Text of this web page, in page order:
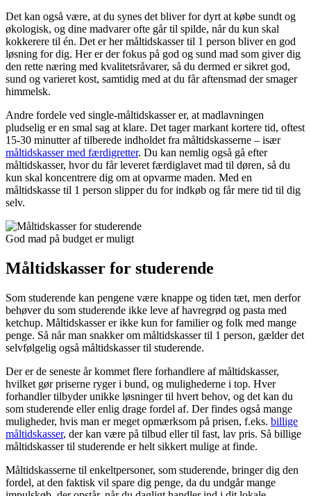
Det kan også være, at du synes det bliver for dyrt at købe sundt og
økologisk, og dine madvarer ofte går til spilde, når du kun skal
kokkerere til én. Det er her måltidskasser til 1 person bliver en god
løsning for dig. Her er der fokus på god og sund mad som giver dig
den rette næring med kvalitetsråvarer, så du dermed er sikret god,
sund og varieret kost, samtidig med at du får aftensmad der smager
himmelsk.
Andre fordele ved single-måltidskasser er, at madlavningen
pludselig er en smal sag at klare. Det tager markant kortere tid, oftest
15-30 minutter af tilberede indholdet fra måltidskasserne – især
måltidskasser med færdigretter. Du kan nemlig også gå efter
måltidskasser, hvor du får leveret færdiglavet mad til døren, så du
kun skal koncentrere dig om at opvarme maden. Med en
måltidskasse til 1 person slipper du for indkøb og får mere tid til dig
selv.
God mad på budget er muligt
Måltidskasser for studerende
Som studerende kan pengene være knappe og tiden tæt, men derfor
behøver du som studerende ikke leve af havregrød og pasta med
ketchup. Måltidskasser er ikke kun for familier og folk med mange
penge. Så når man snakker om måltidskasser til 1 person, gælder det
selvfølgelig også måltidskasser til studerende.
Der er de seneste år kommet flere forhandlere af måltidskasser,
hvilket gør priserne ryger i bund, og mulighederne i top. Hver
forhandler tilbyder unikke løsninger til hvert behov, og det kan du
som studerende eller enlig drage fordel af. Der findes også mange
muligheder, hvis man er meget opmærksom på prisen, f.eks. billige
måltidskasser, der kan være på tilbud eller til fast, lav pris. Så billige
måltidskasser til studerende er helt sikkert mulige at finde.
Måltidskasserne til enkeltpersoner, som studerende, bringer dig den
fordel, at den faktisk vil spare dig penge, da du undgår mange